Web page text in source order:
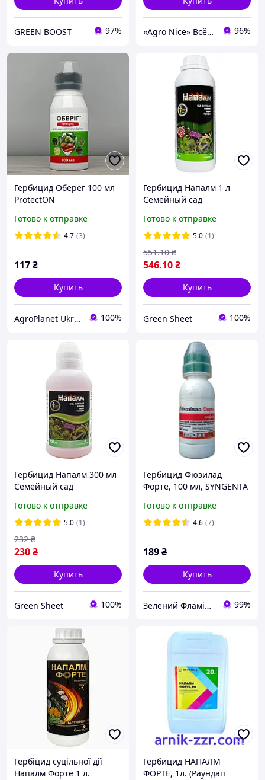
GREEN BOOST 97% «Agro Nice» Всё для сада и огорода оптом 96%
Гербицид Оберег 100 мл
ProtectON
Готово к отправке
4.7 (3)
117₴
Купить
AgroPlanet Ukraine 100%
Гербицид Напалм 1 л
Семейный сад
Готово к отправке
5.0 (1)
546.10₴
551.10 ₴
Купить
Green Sheet 100%
Гербицид Напалм 300 мл
Семейный сад
Готово к отправке
5.0 (1)
230₴
232 ₴
Купить
Green Sheet 100%
Гербицид Фюзилад
Форте, 100 мл, SYNGENTA
огурцы, картофель,
капуста, арбузы)
Готово к отправке
4.6 (7)
189₴
Купить
Зелений Фламінго 99%
Гербіцид суцільної дії
Напалм Форте 1 л.
Гербицид НАПАЛМ
ФОРТЕ, 1л. (Раундап